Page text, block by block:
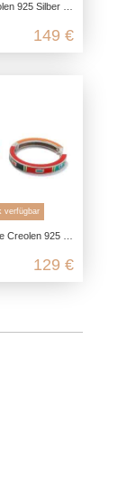
Klappcreolen Silber 925, Emaille Schmuck Ohrringe, nickelfrei
149 €
verfügbar
925 Sterling Silber
129 €